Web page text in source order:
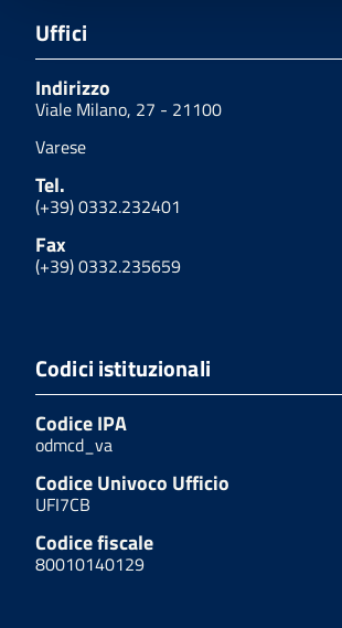
Uffici
Indirizzo
Viale Milano, 27 - 21100
Varese
Tel.
(+39) 0332.232401
Fax
(+39) 0332.235659
Codici istituzionali
Codice IPA
odmcd_va
Codice Univoco Ufficio
UFI7CB
Codice fiscale
80010140129